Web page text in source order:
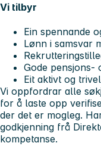
Vi tilbyr
Ein spennande
Lønn i samsvar
Gode pensjons-
Eit aktivt og
Vi oppfordrar alle
for å laste opp
der det er mogleg.
godkjenning frå
kompetanse.